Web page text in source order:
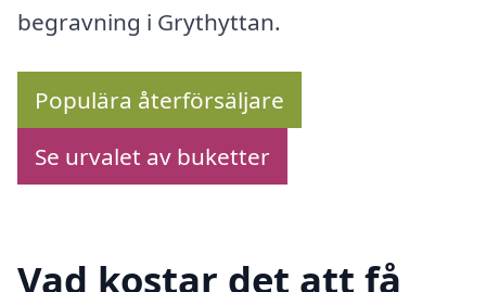
begravning i Grythyttan.
Populära återförsäljare
Se urvalet av buketter
Vad kostar det att få